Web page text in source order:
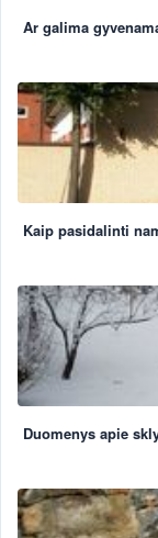
Ar galima
Kaip pasidalinti
Duomenys apie